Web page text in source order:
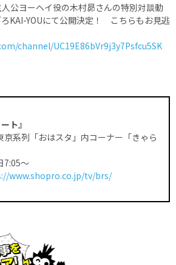
公ヨーヘイ役の木村昴さんの特別対談動
KAI-YOUにて公開決定！ こちらもお見逃
channel/UC19E86bVr9j3y7Psfcu5SK
ト』
系列「おはスタ」内コーナー「きゃら
7:05～
www.shopro.co.jp/tv/brs/